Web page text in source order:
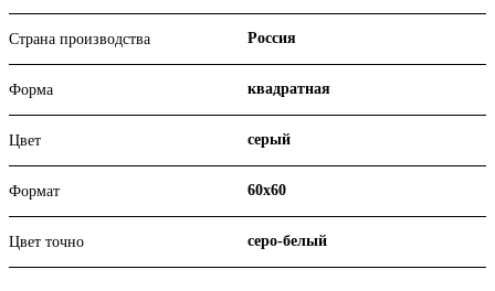
Страна производства Россия
Форма квадратная
Цвет серый
Формат 60х60
Цвет точно серо-белый